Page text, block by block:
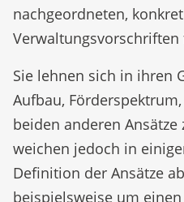
nachgeordneten,
Verwaltungsvorschriften
Sie lehnen sich in ihren
Aufbau,
beiden anderen
weichen jedoch in
Definition der Ansätze
beispielsweise um